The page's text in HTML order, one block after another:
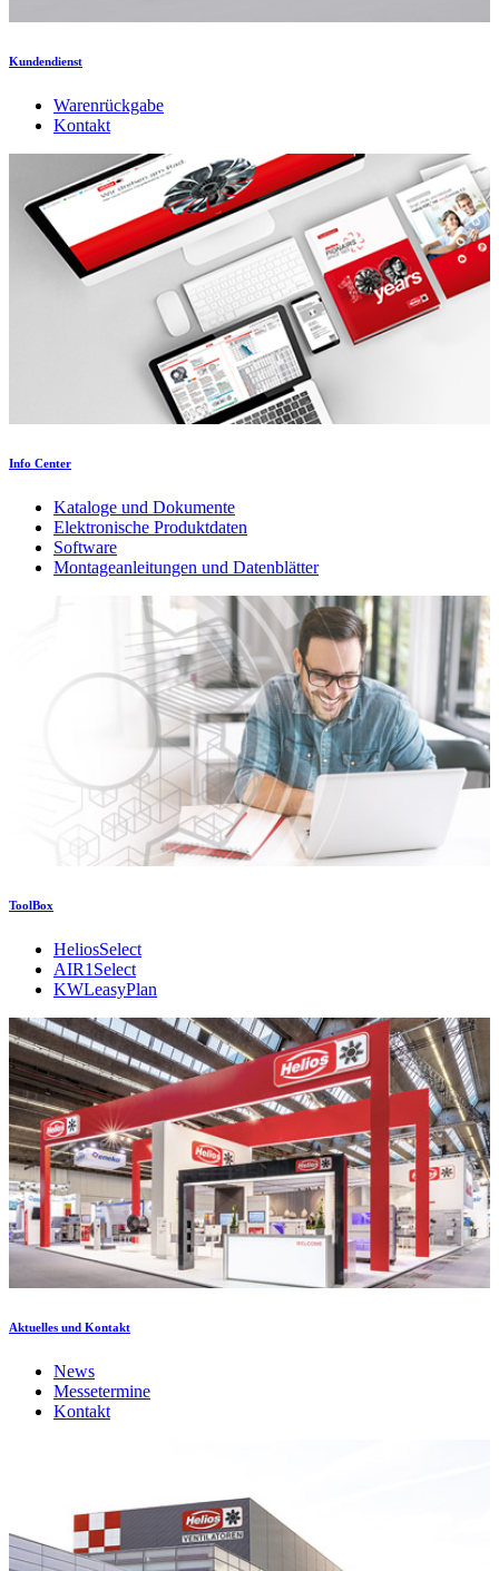
Kundendienst
Warenrückgabe
Kontakt
Info Center
Kataloge und Dokumente
Elektronische Produktdaten
Software
Montageanleitungen und Datenblätter
ToolBox
HeliosSelect
AIR1Select
KWLeasyPlan
Aktuelles und Kontakt
News
Messetermine
Kontakt